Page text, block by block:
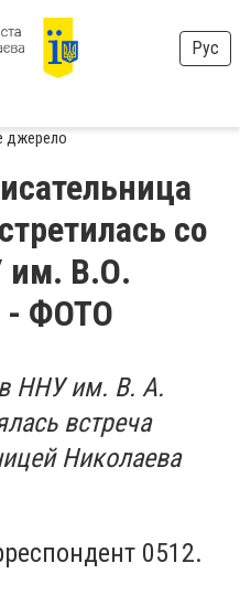
Рус
джерело
со
им. В.О.
- ФОТО
ННУ им. В. А.
встреча
Николаева
0512.